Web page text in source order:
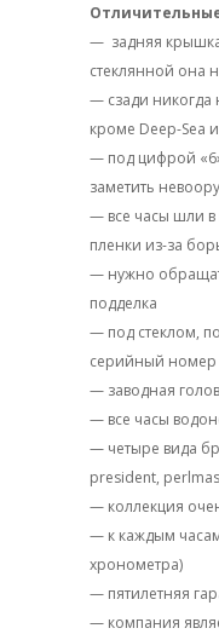
— задняя крышка
стеклянной она
— сзади никогда
кроме Deep-Sea
— под цифрой
заметить
— все часы шли в
пленки из-за
— нужно
подделка
— под стеклом,
серийный номер
— заводная
— все часы
— четыре вида
president,
— коллекция
— к каждым часам
хронометра)
— пятилетняя
— компания